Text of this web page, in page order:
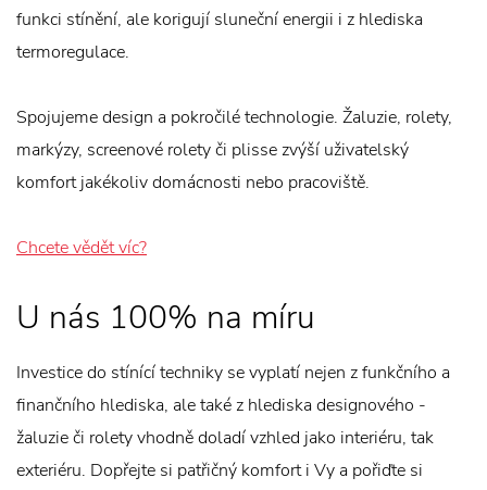
funkci stínění, ale korigují sluneční energii i z hlediska
termoregulace.
Spojujeme design a pokročilé technologie. Žaluzie, rolety,
markýzy, screenové rolety či plisse zvýší uživatelský
komfort jakékoliv domácnosti nebo pracoviště.
Chcete vědět víc?
U nás 100% na míru
Investice do stínící techniky se vyplatí nejen z funkčního a
finančního hlediska, ale také z hlediska designového -
žaluzie či rolety vhodně doladí vzhled jako interiéru, tak
exteriéru. Dopřejte si patřičný komfort i Vy a pořiďte si